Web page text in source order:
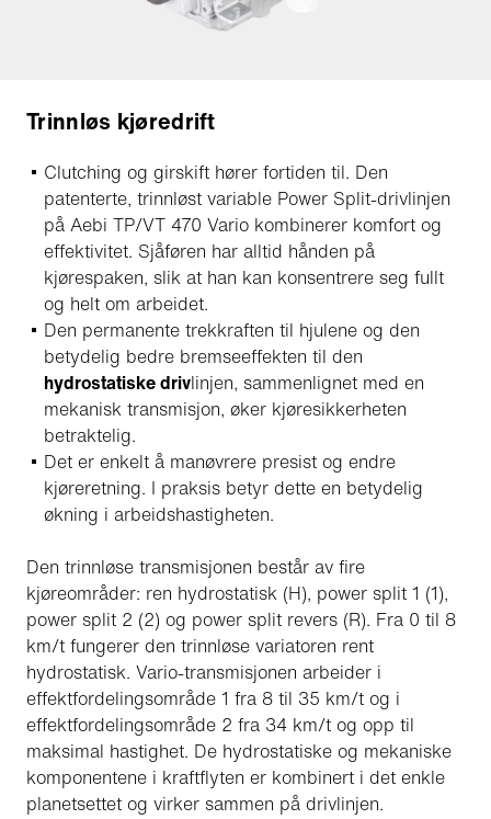
Trinnløs kjøredrift
Clutching og girskift hører fortiden til. Den
patenterte, trinnløst variable Power Split-drivlinjen
på Aebi TP/VT 470 Vario kombinerer komfort og
effektivitet. Sjåføren har alltid hånden på
kjørespaken, slik at han kan konsentrere seg fullt
og helt om arbeidet.
Den permanente trekkraften til hjulene og den
betydelig bedre bremseeffekten til den
hydrostatiske drivlinjen, sammenlignet med en
mekanisk transmisjon, øker kjøresikkerheten
betraktelig.
Det er enkelt å manøvrere presist og endre
kjøreretning. I praksis betyr dette en betydelig
økning i arbeidshastigheten.
Den trinnløse transmisjonen består av fire
kjøreområder: ren hydrostatisk (H), power split 1 (1),
power split 2 (2) og power split revers (R). Fra 0 til 8
km/t fungerer den trinnløse variatoren rent
hydrostatisk. Vario-transmisjonen arbeider i
effektfordelingsområde 1 fra 8 til 35 km/t og i
effektfordelingsområde 2 fra 34 km/t og opp til
maksimal hastighet. De hydrostatiske og mekaniske
komponentene i kraftflyten er kombinert i det enkle
planetsettet og virker sammen på drivlinjen.